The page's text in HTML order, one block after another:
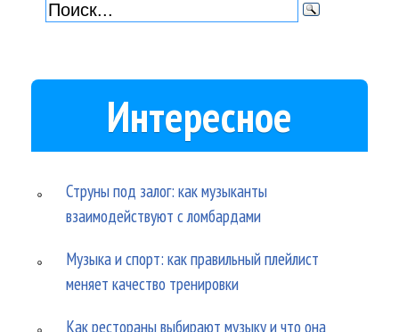
Интересное
Струны под залог: как музыканты
взаимодействуют с ломбардами
Музыка и спорт: как правильный плейлист
меняет качество тренировки
Как рестораны выбирают музыку и что она